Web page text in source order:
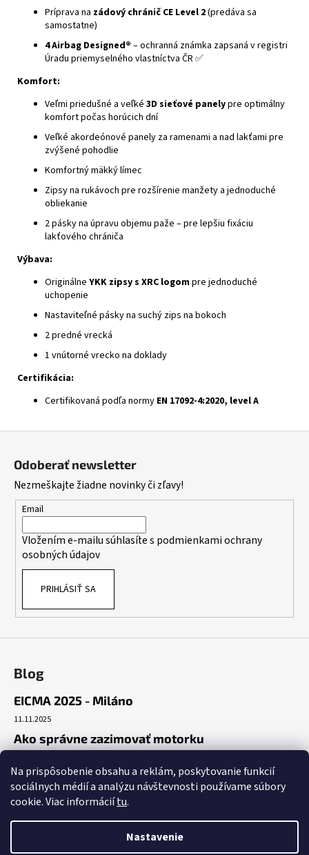
Na prispôsobenie obsahu a reklám, poskytovanie funkcií
sociálnych médií a analýzu návštevnosti používame súbory
cookie. Viac informáciítu.
Nastavenie
Príprava na zádový chránič CE Level 2(predáva sa
samostatne)
4 Airbag Designed® – ochranná známka zapsaná v registri
Úradu priemyselného vlastníctva ČR ✅
Komfort:
Veľmi priedušné a veľké 3D sieťové panelypre optimálny
komfort počas horúcich dní
Veľké akordeónové panely za ramenami a nad lakťami pre
zvýšené pohodlie
Komfortný mäkký límec
Zipsy na rukávoch pre rozšírenie manžety a jednoduché
obliekanie
2 pásky na úpravu objemu paže – pre lepšiu fixáciu
lakťového chrániča
Výbava:
Originálne YKK zipsy s XRC logompre jednoduché
uchopenie
Nastaviteľné pásky na suchý zips na bokoch
2 predné vrecká
1 vnútorné vrecko na doklady
Certifikácia:
Certifikovaná podľa normy EN 17092-4:2020, level A
Odoberať newsletter
Nezmeškajte žiadne novinky či zľavy!
Email
Vložením e-mailu súhlasíte s podmienkami ochrany
osobných údajov
PRIHLÁSIŤ SA
Blog
EICMA 2025 - Miláno
11.11.2025
Ako správne zazimovať motorku
Začiatok cesty
19.10.2025